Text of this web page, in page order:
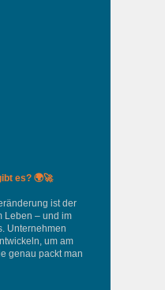
es? 🌍🚀
ist der
Leben – und im
Unternehmen
um am
genau packt man